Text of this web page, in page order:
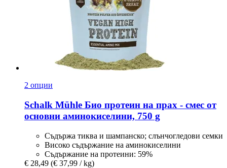
2 опции
Schalk Mühle Био протеин на прах -​ смес от
основни аминокиселини, 750 g
Съдържа тиква и шампанско; слънчогледови семки
Високо съдържание на аминокиселини
Съдържание на протеини: 59%
€ 28,49 (€ 37,99 / kg)